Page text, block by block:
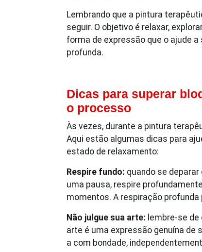
Lembrando que a pintura
seguir. O objetivo é relaxar,
forma de expressão que o ajude
profunda.
Dicas para superar
o processo
Às vezes, durante a pintura
Aqui estão algumas dicas para
estado de relaxamento:
Respire fundo: quando se
uma pausa, respire
momentos. A respiração profunda
Não julgue sua arte: lembre-se
arte é uma expressão genuína de
a com bondade,